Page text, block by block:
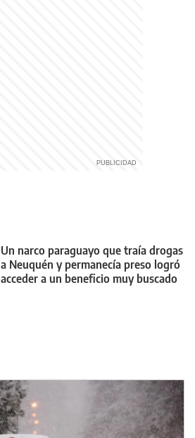
Un narco paraguayo que traía drogas
a Neuquén y permanecía preso logró
acceder a un beneficio muy buscado